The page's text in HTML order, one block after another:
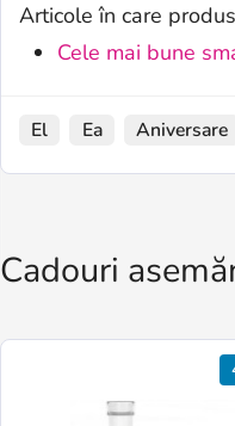
Articole în care
Cele mai bune
El Ea Aniversare
Cadouri